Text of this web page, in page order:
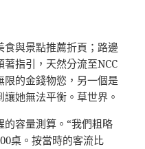
與景點推薦折頁；路邊
指引，天然分流至NCC
限的金錢物慾，另一個是
她無法平衡。草世界。
容量測算。“我們粗略
桌。按當時的客流比